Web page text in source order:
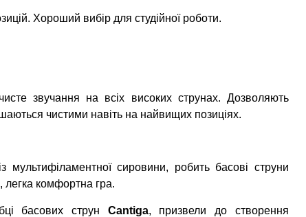
Хороший вибір для студійної роботи.
звучання на всіх високих струнах. Дозволяють
чистими навіть на найвищих позиціях.
мультифіламентної сировини, робить басові струни
легка комфортна гра.
басових струн Cantiga, призвели до створення